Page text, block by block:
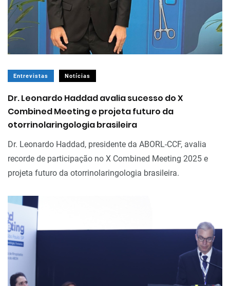
Entrevistas Notícias
Dr. Leonardo Haddad avalia sucesso do X
Combined Meeting e projeta futuro da
otorrinolaringologia brasileira
Dr. Leonardo Haddad, presidente da ABORL-CCF, avalia
recorde de participação no X Combined Meeting 2025 e
projeta futuro da otorrinolaringologia brasileira.